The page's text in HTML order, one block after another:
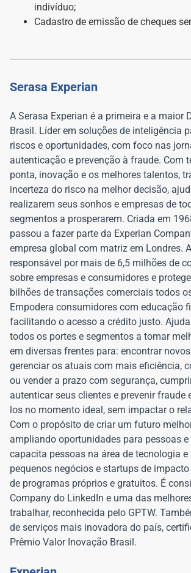
indivíduo;
Cadastro de emissão de cheques
Serasa Experian
A Serasa Experian é a primeira e a maior
Brasil. Líder em soluções de inteligência
riscos e oportunidades, com foco nas
autenticação e prevenção à fraude. Com
ponta, inovação e os melhores talentos,
incerteza do risco na melhor decisão,
realizarem seus sonhos e empresas de
segmentos a prosperarem. Criada em
passou a fazer parte da Experian
empresa global com matriz em Londres.
responsável por mais de 6,5 milhões de
sobre empresas e consumidores e
bilhões de transações comerciais todos
Empodera consumidores com educação
facilitando o acesso a crédito justo.
todos os portes e segmentos a tomar
em diversas frentes para: encontrar
gerenciar os atuais com mais eficiência,
ou vender a prazo com segurança,
autenticar seus clientes e prevenir fraude
los no momento ideal, sem impactar o
Com o propósito de criar um futuro
ampliando oportunidades para pessoas e
capacita pessoas na área de tecnologia
pequenos negócios e startups de
de programas próprios e gratuitos. É
Company do LinkedIn e uma das
trabalhar, reconhecida pelo GPTW.
de serviços mais inovadora do país,
Prêmio Valor Inovação Brasil.